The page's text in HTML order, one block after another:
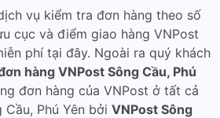
vụ kiểm tra đơn hàng theo số
cục và điểm giao hàng VNPost
phí tại đây. Ngoài ra quý khách
hàng VNPost Sông Cầu, Phú
đơn hàng của VNPost ở tất cả
Phú Yên bởi VNPost Sông